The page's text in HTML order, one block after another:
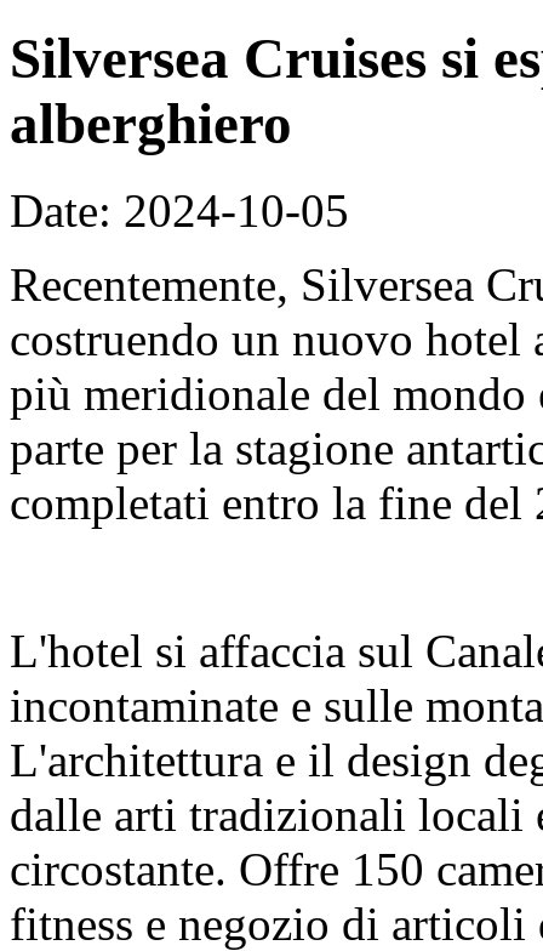
Silversea Cruises si
alberghiero
Date: 2024-10-05
Recentemente, Silversea
costruendo un nuovo
più meridionale del mondo
parte per la stagione
completati entro la fine del
L'hotel si affaccia sul
incontaminate e sulle
L'architettura e il design
dalle arti tradizionali locali
circostante. Offre 150
fitness e negozio di articoli